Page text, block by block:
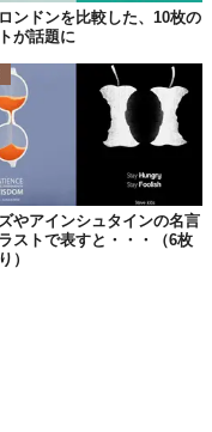
ンスではヴィル・リュ
存知「ビッグアップ
多くの失業者がNYでリ
彼ら？
ンドンを比較した、10枚の
が話題に
やアインシュタインの名言
ストで表すと・・・（6枚
）